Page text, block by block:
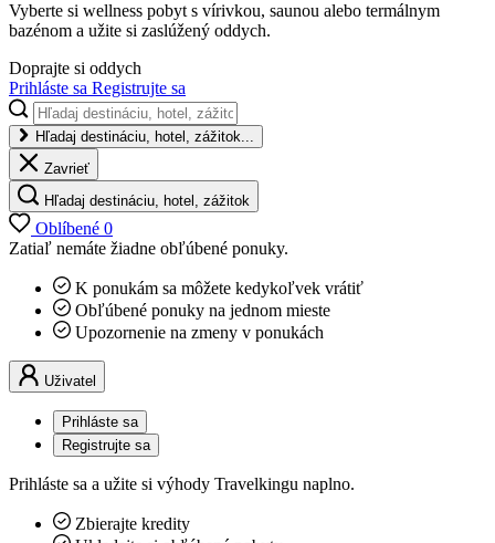
Vyberte si wellness pobyt s vírivkou, saunou alebo termálnym
bazénom a užite si zaslúžený oddych.
Doprajte si oddych
Prihláste sa Registrujte sa
Hľadaj destináciu, hotel, zážitok...
Zavrieť
Hľadaj destináciu, hotel, zážitok
Oblíbené 0
Zatiaľ nemáte žiadne obľúbené ponuky.
K ponukám sa môžete kedykoľvek vrátiť
Obľúbené ponuky na jednom mieste
Upozornenie na zmeny v ponukách
Uživatel
Prihláste sa
Registrujte sa
Prihláste sa a užite si výhody Travelkingu naplno.
Zbierajte kredity